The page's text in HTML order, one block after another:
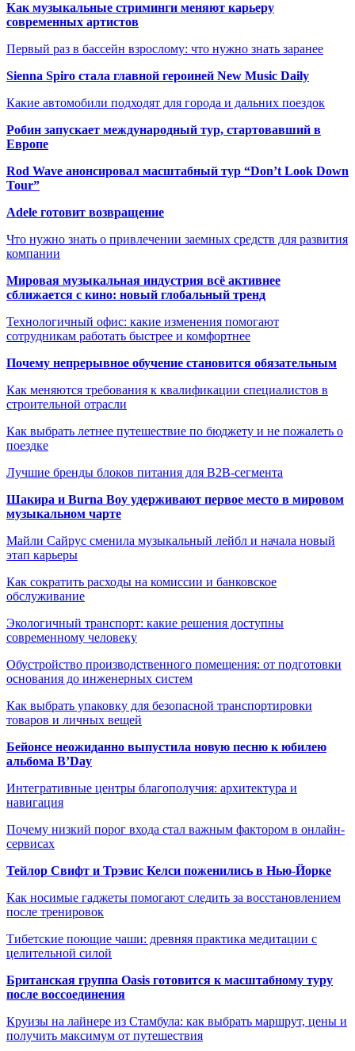
Как музыкальные стриминги меняют карьеру
современных артистов
Первый раз в бассейн взрослому: что нужно знать заранее
Sienna Spiro стала главной героиней New Music Daily
Какие автомобили подходят для города и дальних поездок
Робин запускает международный тур, стартовавший в
Европе
Rod Wave анонсировал масштабный тур “Don’t Look Down
Tour”
Adele готовит возвращение
Что нужно знать о привлечении заемных средств для развития
компании
Мировая музыкальная индустрия всё активнее
сближается с кино: новый глобальный тренд
Технологичный офис: какие изменения помогают
сотрудникам работать быстрее и комфортнее
Почему непрерывное обучение становится обязательным
Как меняются требования к квалификации специалистов в
строительной отрасли
Как выбрать летнее путешествие по бюджету и не пожалеть о
поездке
Лучшие бренды блоков питания для B2B-сегмента
Шакира и Burna Boy удерживают первое место в мировом
музыкальном чарте
Майли Сайрус сменила музыкальный лейбл и начала новый
этап карьеры
Как сократить расходы на комиссии и банковское
обслуживание
Экологичный транспорт: какие решения доступны
современному человеку
Обустройство производственного помещения: от подготовки
основания до инженерных систем
Как выбрать упаковку для безопасной транспортировки
товаров и личных вещей
Бейонсе неожиданно выпустила новую песню к юбилею
альбома B’Day
Интегративные центры благополучия: архитектура и
навигация
Почему низкий порог входа стал важным фактором в онлайн-
сервисах
Тейлор Свифт и Трэвис Келси поженились в Нью-Йорке
Как носимые гаджеты помогают следить за восстановлением
после тренировок
Тибетские поющие чаши: древняя практика медитации с
целительной силой
Британская группа Oasis готовится к масштабному туру
после воссоединения
Круизы на лайнере из Стамбула: как выбрать маршрут, цены и
получить максимум от путешествия